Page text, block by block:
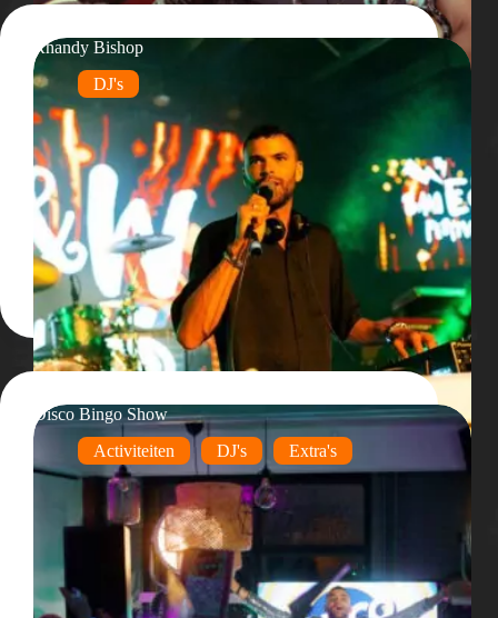
Rhandy Bishop
DJ's
Disco Bingo Show
Activiteiten
DJ's Extra's